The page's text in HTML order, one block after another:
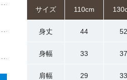
サイズ 110cm
身丈 44 52
身幅 33 37
肩幅 29 33